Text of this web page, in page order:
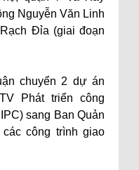
Nguyễn Văn Linh
Đỉa (giai đoạn
chuyển 2 dự án
Phát triển công
sang Ban Quản
công trình giao